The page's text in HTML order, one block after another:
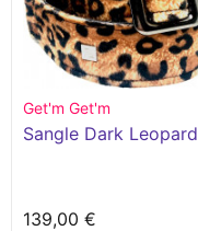
Get'm Get'm
Sangle Dark Leopard
139,00 €